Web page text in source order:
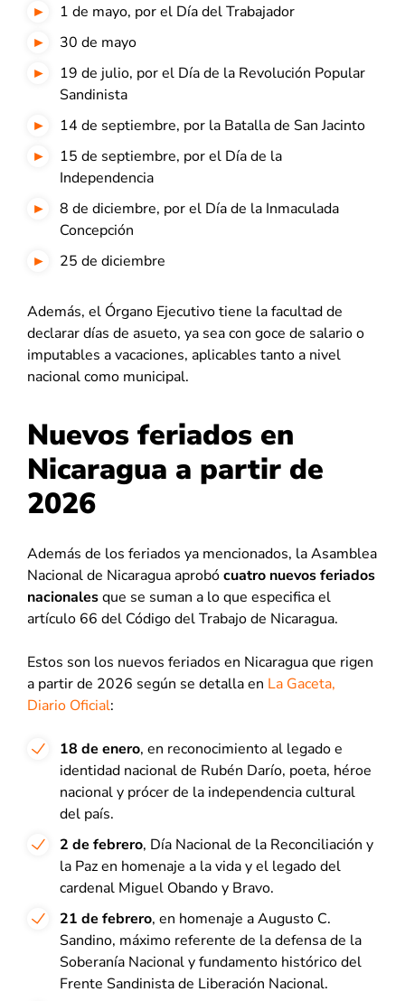
1 de mayo, por el Día del Trabajador
30 de mayo
19 de julio, por el Día de la Revolución Popular
Sandinista
14 de septiembre, por la Batalla de San Jacinto
15 de septiembre, por el Día de la
Independencia
8 de diciembre, por el Día de la Inmaculada
Concepción
25 de diciembre
Además, el Órgano Ejecutivo tiene la facultad de
declarar días de asueto, ya sea con goce de salario o
imputables a vacaciones, aplicables tanto a nivel
nacional como municipal.
Nuevos feriados en
Nicaragua a partir de
2026
Además de los feriados ya mencionados, la Asamblea
Nacional de Nicaragua aprobócuatro nuevos feriados
nacionalesque se suman a lo que especifica el
artículo 66 del Código del Trabajo de Nicaragua.
Estos son los nuevos feriados en Nicaragua que rigen
a partir de 2026 según se detalla en La Gaceta,
Diario Oficial:
18 de enero, en reconocimiento al legado e
identidad nacional de Rubén Darío, poeta, héroe
nacional y prócer de la independencia cultural
del país.
2 de febrero, Día Nacional de la Reconciliación y
la Paz en homenaje a la vida y el legado del
cardenal Miguel Obando y Bravo.
21 de febrero, en homenaje a Augusto C.
Sandino, máximo referente de la defensa de la
Soberanía Nacional y fundamento histórico del
Frente Sandinista de Liberación Nacional.